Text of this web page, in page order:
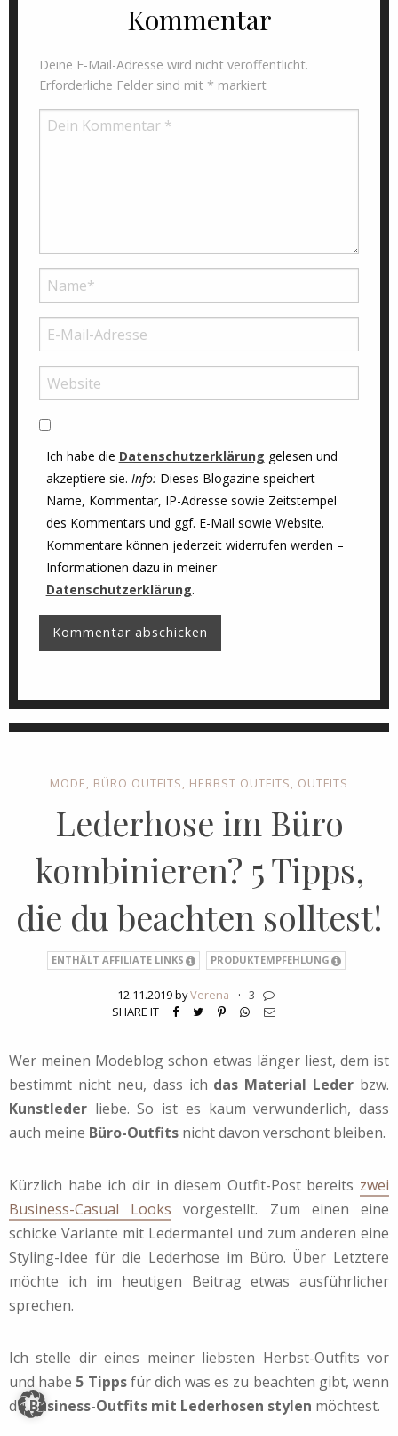
Kommentar
Deine E-Mail-Adresse wird nicht veröffentlicht.
Erforderliche Felder sind mit * markiert
Ich habe die Datenschutzerklärung gelesen und
akzeptiere sie. Info: Dieses Blogazine speichert
Name, Kommentar, IP-Adresse sowie Zeitstempel
des Kommentars und ggf. E-Mail sowie Website.
Kommentare können jederzeit widerrufen werden –
Informationen dazu in meiner
Datenschutzerklärung.
MODE, BÜRO OUTFITS, HERBST OUTFITS, OUTFITS
Lederhose im Büro
kombinieren? 5 Tipps,
die du beachten solltest!
ENTHÄLT AFFILIATE LINKS PRODUKTEMPFEHLUNG
12.11.2019 byVerena · 3
SHARE IT
Wer meinen Modeblog schon etwas länger liest, dem ist
bestimmt nicht neu, dass ich das Material Leder bzw.
Kunstleder liebe. So ist es kaum verwunderlich, dass
auch meine Büro-Outfits nicht davon verschont bleiben.
Kürzlich habe ich dir in diesem Outfit-Post bereits zwei
Business-Casual Looks vorgestellt. Zum einen eine
schicke Variante mit Ledermantel und zum anderen eine
Styling-Idee für die Lederhose im Büro. Über Letztere
möchte ich im heutigen Beitrag etwas ausführlicher
sprechen.
Ich stelle dir eines meiner liebsten Herbst-Outfits vor
und habe 5 Tippsfür dich was es zu beachten gibt, wenn
duBusiness-Outfits mit Lederhosen stylen möchtest.